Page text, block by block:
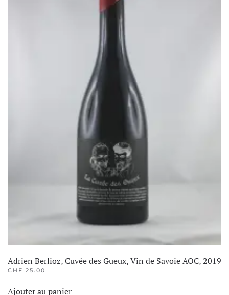
Adrien Berlioz, Cuvée des Gueux, Vin de Savoie AOC, 2019
CHF 25.00
Ajouter au panier